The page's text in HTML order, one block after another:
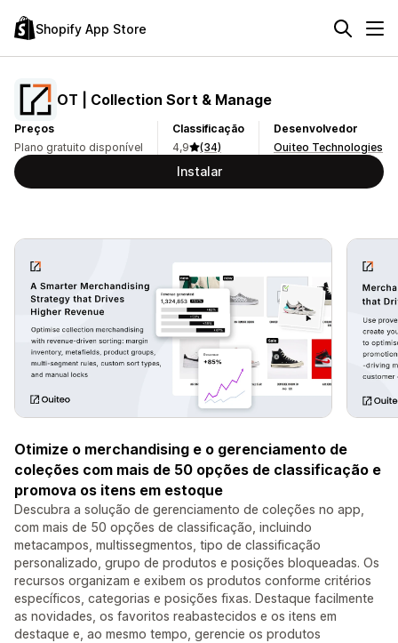
Shopify App Store
OT | Collection Sort & Manage
Preços
Plano gratuito disponível
Classificação
4,9
(34)
Desenvolvedor
Ouiteo Technologies
Instalar
Otimize o merchandising e o gerenciamento de
coleções com mais de 50 opções de classificação e
promova os itens em estoque
Descubra a solução de gerenciamento de coleções no app,
com mais de 50 opções de classificação, incluindo
metacampos, multissegmentos, tipo de classificação
personalizado, grupo de produtos e posições bloqueadas. Os
recursos organizam e exibem os produtos conforme critérios
específicos, categorias e posições fixas. Destaque facilmente
as novidades, os favoritos reabastecidos e os itens em
destaque e, ao mesmo tempo, gerencie os produtos